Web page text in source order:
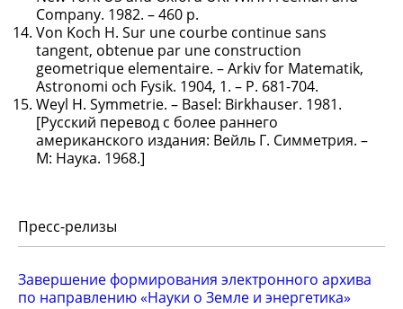
Company. 1982. – 460 p.
Von Koch H. Sur une courbe continue sans
tangent, obtenue par une construction
geometrique elementaire. – Arkiv for Matematik,
Astronomi och Fysik. 1904, 1. – P. 681-704.
Weyl H. Symmetrie. – Basel: Birkhauser. 1981.
[Русский перевод с более раннего
американского издания: Вейль Г. Симметрия. –
М: Наука. 1968.]
Пресс-релизы
Завершение формирования электронного архива
по направлению «Науки о Земле и энергетика»